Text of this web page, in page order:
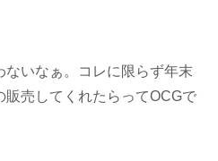
ないなぁ。コレに限らず年末
販売してくれたらってOCGで